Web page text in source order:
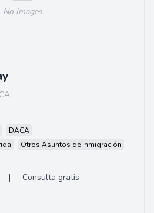
No Images
CA
DACA
Otros Asuntos de Inmigración
| Consulta gratis